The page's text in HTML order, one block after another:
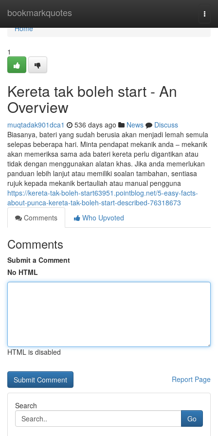
bookmarkquotes
Home
Home
1
Kereta tak boleh start - An
Overview
muqtadak901dca1 536 days ago News
Discuss
Biasanya, bateri yang sudah berusia akan menjadi lemah semula
selepas beberapa hari. Minta pendapat mekanik anda – mekanik
akan memeriksa sama ada bateri kereta perlu digantikan atau
tidak dengan menggunakan alatan khas. Jika anda memerlukan
panduan lebih lanjut atau memiliki soalan tambahan, sentiasa
rujuk kepada mekanik bertauliah atau manual pengguna
https://kereta-tak-boleh-start63951.pointblog.net/5-easy-facts-
about-punca-kereta-tak-boleh-start-described-76318673
Comments
Who Upvoted
Comments
Submit a Comment
No HTML
HTML is disabled
Report Page
Search
Go